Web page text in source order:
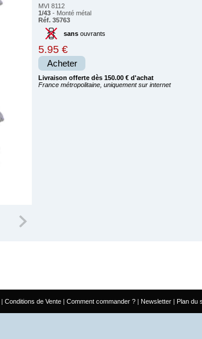
MVI 8112
1/43 - Monté métal
Réf. 35763
sansouvrants
5.95 €
Acheter
Livraison offerte dès 150.00 € d'achat
France métropolitaine, uniquement sur internet
Conditions de Vente Comment commander ? Newsletter Plan du